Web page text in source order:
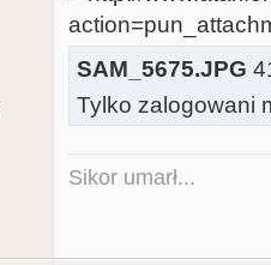
SAM_5675.JPG
Tylko zalogowani
Sikor umarł...